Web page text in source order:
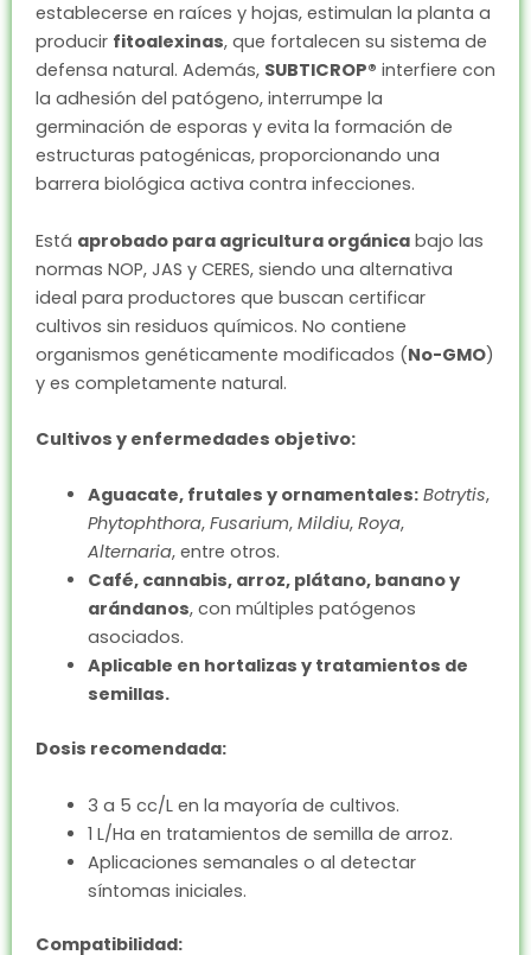
establecerse en raíces y hojas, estimulan la planta a
producir fitoalexinas, que fortalecen su sistema de
defensa natural. Además, SUBTICROP® interfiere con
la adhesión del patógeno, interrumpe la
germinación de esporas y evita la formación de
estructuras patogénicas, proporcionando una
barrera biológica activa contra infecciones.
Está aprobado para agricultura orgánica bajo las
normas NOP, JAS y CERES, siendo una alternativa
ideal para productores que buscan certificar
cultivos sin residuos químicos. No contiene
organismos genéticamente modificados (No-GMO)
y es completamente natural.
Cultivos y enfermedades objetivo:
Aguacate, frutales y ornamentales: Botrytis,
Phytophthora, Fusarium, Mildiu, Roya,
Alternaria, entre otros.
Café, cannabis, arroz, plátano, banano y
arándanos, con múltiples patógenos
asociados.
Aplicable en hortalizas y tratamientos de
semillas.
Dosis recomendada:
3 a 5 cc/L en la mayoría de cultivos.
1 L/Ha en tratamientos de semilla de arroz.
Aplicaciones semanales o al detectar
síntomas iniciales.
Compatibilidad: